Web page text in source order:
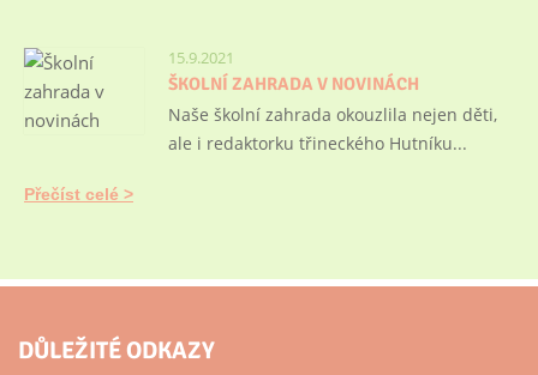
15.9.2021
ŠKOLNÍ ZAHRADA V NOVINÁCH
Naše školní zahrada okouzlila nejen děti,
ale i redaktorku třineckého Hutníku...
Přečíst celé
DŮLEŽITÉ ODKAZY